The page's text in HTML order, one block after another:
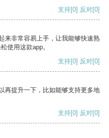
支持[0] 反对[0]
来非常容易上手，让我能够快速熟
使用这款app。
支持[0] 反对[0]
再提升一下，比如能够支持更多地
支持[0] 反对[0]